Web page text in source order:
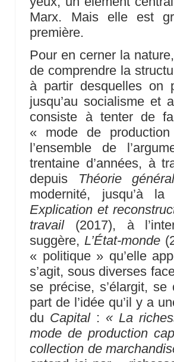
Marx. Mais elle est
première.
Pour en cerner la
de comprendre la
à partir desquelles on
jusqu’au socialisme et
consiste à tenter de
« mode de
l’ensemble de
trentaine d’années, à
depuis Théorie
modernité, jusqu’à
Explication et
travail(2017), à
suggère,L’État-monde
« politique » qu’elle
s’agit, sous diverses
se précise, s’élargit,
part de l’idée qu’il y a
du Capital: « La
mode de production
collection de